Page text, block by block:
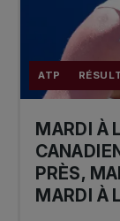
ATP
MARDI À
PRÈS,
MARDI À